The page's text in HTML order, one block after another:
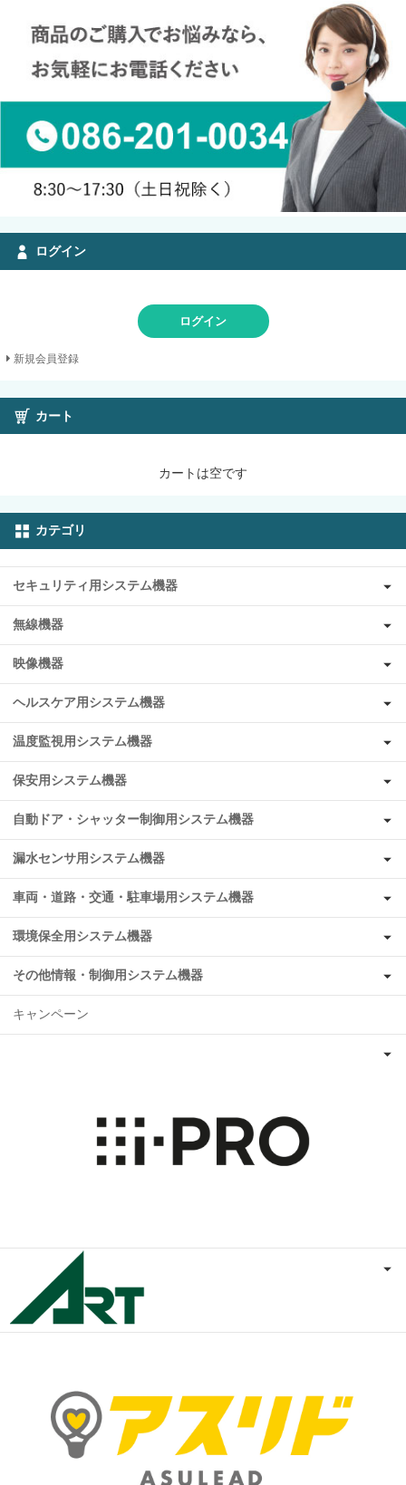
ログイン
ログイン
新規会員登録
カート
カートは空です
カテゴリ
セキュリティ用システム機器
無線機器
映像機器
ヘルスケア用システム機器
温度監視用システム機器
保安用システム機器
自動ドア・シャッター制御用システム機器
漏水センサ用システム機器
車両・道路・交通・駐車場用システム機器
環境保全用システム機器
その他情報・制御用システム機器
キャンペーン